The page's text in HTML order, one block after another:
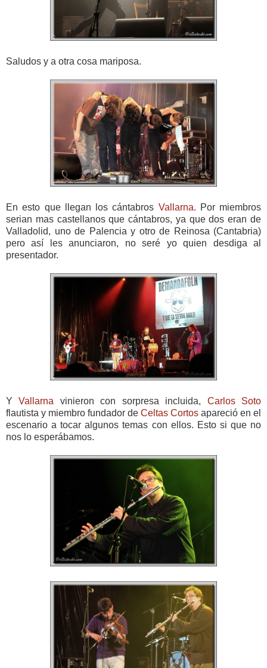
Saludos y a otra cosa mariposa.
En esto que llegan los cántabros Vallarna. Por miembros
serian mas castellanos que cántabros, ya que dos eran de
Valladolid, uno de Palencia y otro de Reinosa (Cantabria)
pero así les anunciaron, no seré yo quien desdiga al
presentador.
YVallarna vinieron con sorpresa incluida, Carlos Soto
flautista y miembro fundador de Celtas Cortos apareció en el
escenario a tocar algunos temas con ellos. Esto si que no
nos lo esperábamos.